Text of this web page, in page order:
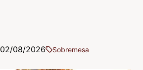
02/08/2026 Sobremesa